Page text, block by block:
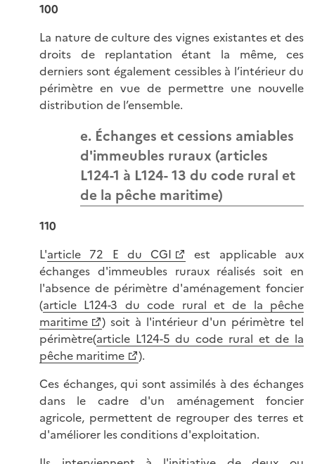
100
La nature de culture des vignes existantes et des
droits de replantation étant la même, ces
derniers sont également cessibles à l’intérieur du
périmètre en vue de permettre une nouvelle
distribution de l’ensemble.
e. Échanges et cessions amiables
d'immeubles ruraux (articles
L124-1 à L124- 13 du code rural et
de la pêche maritime)
110
L'article 72 E du CGI
est applicable aux
échanges d'immeubles ruraux réalisés soit en
l'absence de périmètre d'aménagement foncier
(article L124-3 du code rural et de la pêche
maritime
) soit à l'intérieur d'un périmètre tel
périmètre(article L124-5 du code rural et de la
pêche maritime
).
Ces échanges, qui sont assimilés à des échanges
dans le cadre d'un aménagement foncier
agricole, permettent de regrouper des terres et
d'améliorer les conditions d'exploitation.